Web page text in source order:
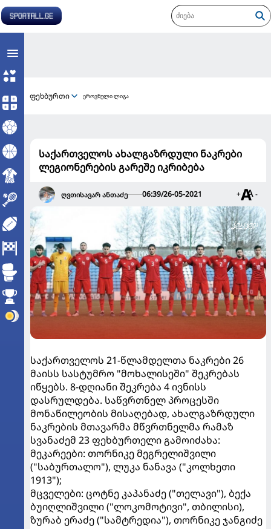
ფეხბურთი ეროვნული ლიგა
საქართველოს ახალგაზრდული ნაკრები
ლეგიონერების გარეშე იკრიბება
ღვთისავარ ანთაძე 06:39/26-05-2021 + -
საქართველოს 21-წლამდელთა ნაკრები 26
მაისს სასტუმრო "მოხალისეში" შეკრებას
იწყებს. 8-დღიანი შეკრება 4 ივნისს
დასრულდება. საწვრთნელ პროცესში
მონაწილეობის მისაღებად, ახალგაზრდული
ნაკრების მთავარმა მწვრთნელმა რამაზ
სვანაძემ 23 ფეხბურთელი გამოიძახა:
მეკარეები: თორნიკე მეგრელიშვილი
("საბურთალო"), ლუკა ნანავა ("კოლხეთი
1913");
მცველები: ცოტნე კაპანაძე ("თელავი"), ბექა
ბუიღლიშვილი ("ლოკომოტივი", თბილისი),
ზურაბ ერაძე ("სამტრედია"), თორნიკე ჯანგიძე